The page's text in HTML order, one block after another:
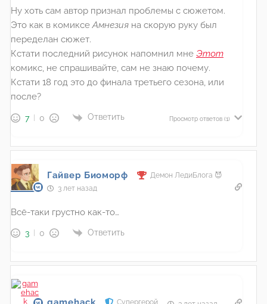
Ну хоть сам автор признал проблемы с сюжетом.
Это как в комиксеАмнезия на скорую руку был
переделан сюжет.
Кстати последний рисунок напомнил мне Этот
комикс, не спрашивайте, сам не знаю почему.
Кстати 18 год это до финала третьего сезона, или
после?
7 0 Ответить Просмотр ответов (1)
Гайвер Биоморф
Демон ЛедиБлога 😈
3 лет назад
Всё-таки грустно как-то…
3 0 Ответить
Супергерой